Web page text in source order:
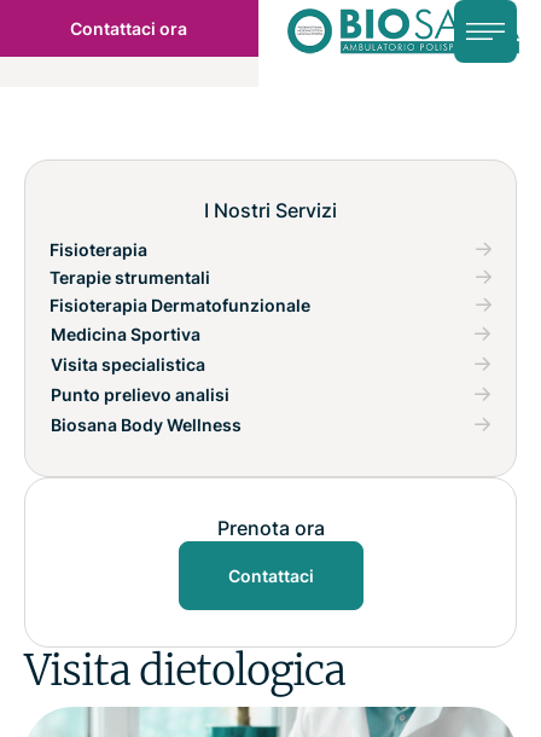
Contattaci ora
I Nostri Servizi
Fisioterapia
Terapie strumentali
Fisioterapia Dermatofunzionale
Medicina Sportiva
Visita specialistica
Punto prelievo analisi
Biosana Body Wellness
Prenota ora
Contattaci
Visita dietologica